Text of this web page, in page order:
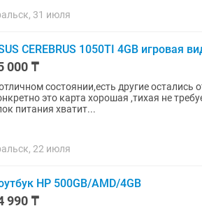
31 июля
CEREBRUS 1050TI 4GB игровая
000 ₸
состоянии,есть другие остались
это карта хорошая ,тихая не
питания хватит...
22 июля
HP 500GB/AMD/4GB
990 ₸